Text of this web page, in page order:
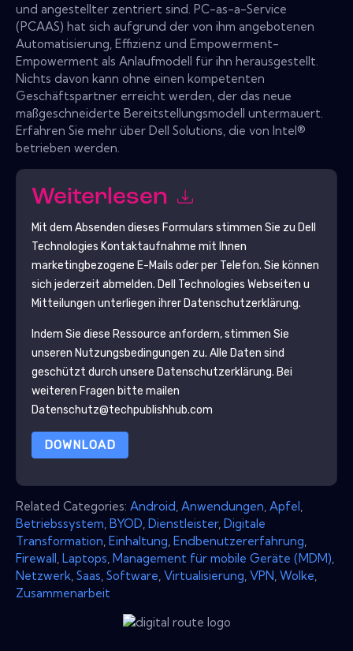
und angestellter zentriert sind. PC-as-a-Service
(PCAAS) hat sich aufgrund der von ihm angebotenen
Automatisierung, Effizienz und Empowerment-
Empowerment als Anlaufmodell für ihn herausgestellt.
Nichts davon kann ohne einen kompetenten
Geschäftspartner erreicht werden, der das neue
maßgeschneiderte Bereitstellungsmodell untermauert.
Erfahren Sie mehr über Dell Solutions, die von Intel®
betrieben werden.
Weiterlesen
Mit dem Absenden dieses Formulars stimmen Sie zu Dell
Technologies Kontaktaufnahme mit Ihnen
marketingbezogene E-Mails oder per Telefon. Sie können
sich jederzeit abmelden. Dell Technologies Webseiten u
Mitteilungen unterliegen ihrer Datenschutzerklärung.
Indem Sie diese Ressource anfordern, stimmen Sie
unseren Nutzungsbedingungen zu. Alle Daten sind
geschützt durch unsere Datenschutzerklärung. Bei
weiteren Fragen bitte mailen
Datenschutz@techpublishhub.com
DOWNLOAD
Related Categories: Android Anwendungen Apfel
Betriebssystem BYOD Dienstleister, Digitale
Transformation Einhaltung Endbenutzererfahrung
Firewall Laptops Management für mobile Geräte (MDM)
Netzwerk Saas Software Virtualisierung VPN Wolke
Zusammenarbeit